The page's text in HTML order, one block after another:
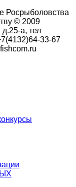
Росрыболовства
© 2009
а, тел
33-67